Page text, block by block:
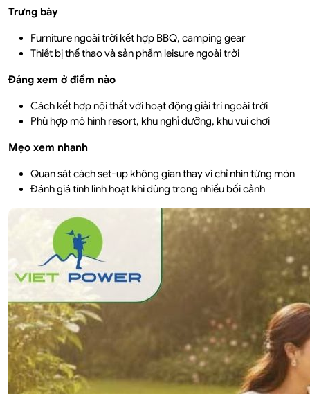
Trưng bày
Furniture ngoài trời kết hợp BBQ, camping gear
Thiết bị thể thao và sản phẩm leisure ngoài trời
Đáng xem ở điểm nào
Cách kết hợp nội thất với hoạt động giải trí ngoài trời
Phù hợp mô hình resort, khu nghỉ dưỡng, khu vui chơi
Mẹo xem nhanh
Quan sát cách set-up không gian thay vì chỉ nhìn từng món
Đánh giá tính linh hoạt khi dùng trong nhiều bối cảnh